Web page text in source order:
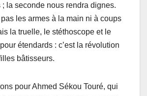
la seconde nous rendra dignes.
les armes à la main ni à coups
la truelle, le stéthoscope et le
étendards : c’est la révolution
bâtisseurs.
pour Ahmed Sékou Touré, qui